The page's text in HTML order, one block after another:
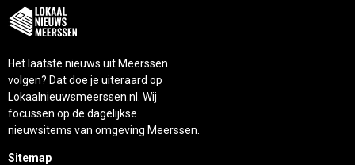
Het laatste nieuws uit Meerssen
volgen? Dat doe je uiteraard op
Lokaalnieuwsmeerssen.nl. Wij
focussen op de dagelijkse
nieuwsitems van omgeving Meerssen.
Sitemap